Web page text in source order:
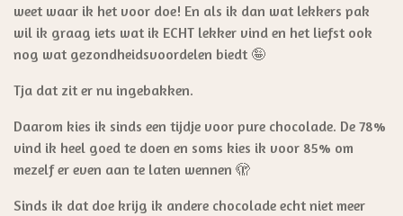
weet waar ik het voor doe! En als ik dan wat lekkers pak
wil ik graag iets wat ik ECHT lekker vind en het liefst ook
nog wat gezondheidsvoordelen biedt 🤪
Tja dat zit er nu ingebakken.
Daarom kies ik sinds een tijdje voor pure chocolade. De 78%
vind ik heel goed te doen en soms kies ik voor 85% om
mezelf er even aan te laten wennen 🫣
Sinds ik dat doe krijg ik andere chocolade echt niet meer